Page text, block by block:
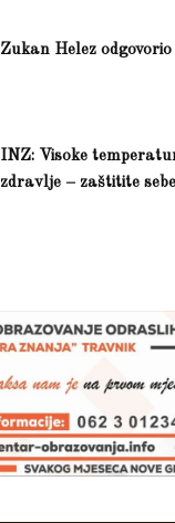
Zukan Helez
INZ: Visoke
zdravlje – zaštitite